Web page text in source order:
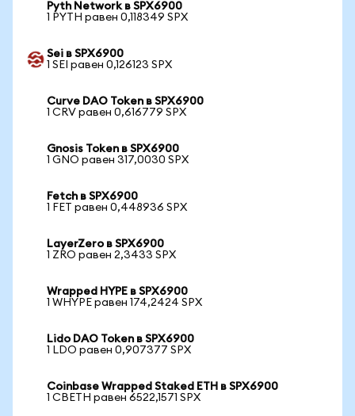
Pyth Network в SPX6900
1 PYTH равен 0,118349 SPX
Sei в SPX6900
1 SEI равен 0,126123 SPX
Curve DAO Token в SPX6900
1 CRV равен 0,616779 SPX
Gnosis Token в SPX6900
1 GNO равен 317,0030 SPX
Fetch в SPX6900
1 FET равен 0,448936 SPX
LayerZero в SPX6900
1 ZRO равен 2,3433 SPX
Wrapped HYPE в SPX6900
1 WHYPE равен 174,2424 SPX
Lido DAO Token в SPX6900
1 LDO равен 0,907377 SPX
Coinbase Wrapped Staked ETH в SPX6900
1 CBETH равен 6522,1571 SPX